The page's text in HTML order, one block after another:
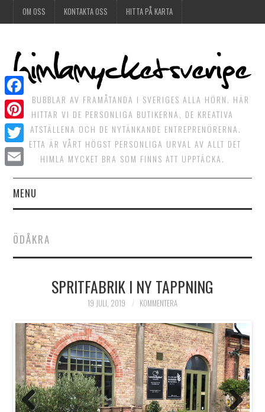
OM OSS KONTAKTA OSS HITTA PÅ KARTA
DET BUBBLAR AV FRAMÅTANDA I SVERIGES ALLA HÖRN. HÄR
HITTAR VI DE PERSONLIGA BUTIKERNA, DE KREATIVA
MATSTÄLLENA OCH DE NYTÄNKANDE ENTREPRENÖRERNA.
DETTA ÄR VÅRT HÖGST PERSONLIGA URVAL AV ALLT DET
HIMLA MYCKET BRA SOM FINNS ATT UPPTÄCKA.
MENU
HIMLAGRÖNT
HIMLAMYSIGT
VI MÖTER
VI SPANAR PÅ
ÖDÅKRA
SPRITFABRIK I NY TAPPNING
19 JULI, 2019 KOMMENTERA
Facebook
Pinterest
Twitter
Email